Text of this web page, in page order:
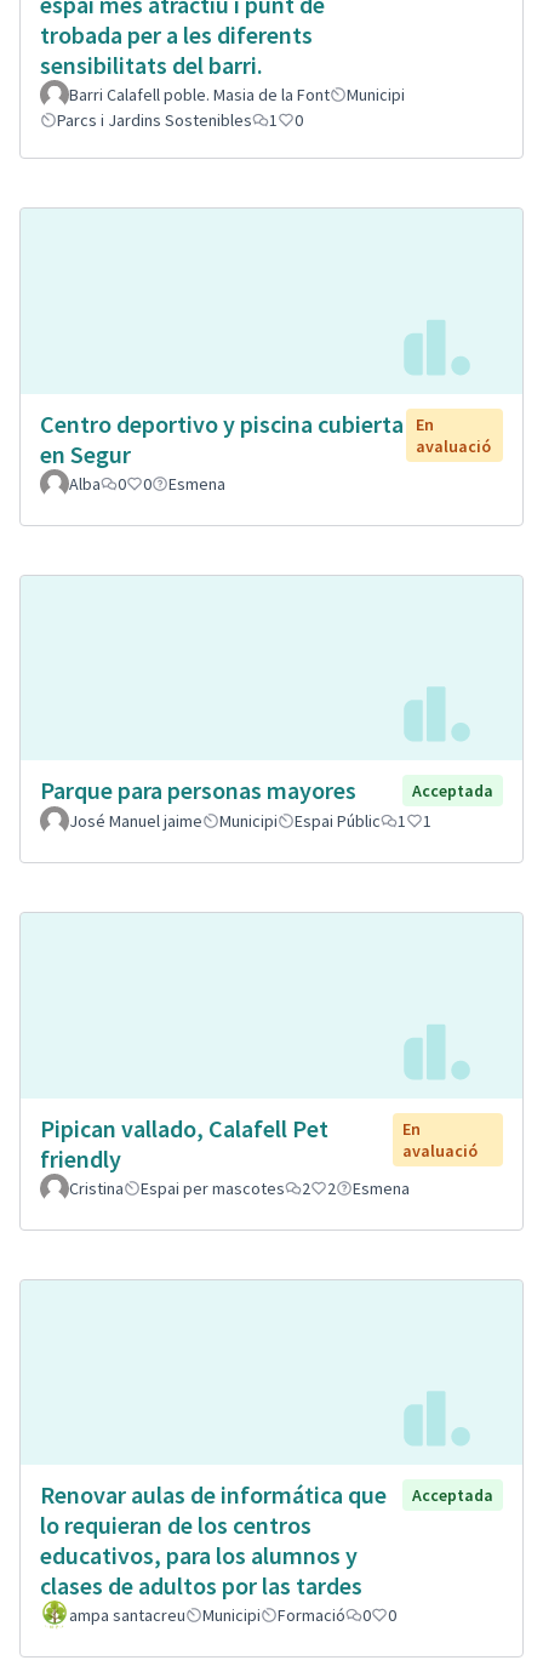
trobada per a les diferents
sensibilitats del barri.
Barri Calafell poble. Masia de la Font
Municipi
Parcs i Jardins Sostenibles
1 0
Centro deportivo y piscina cubierta
en Segur
En
avaluació
Alba
0 0 Esmena
Parque para personas mayores
Acceptada
José Manuel jaime
Municipi Espai Públic 1 1
Pipican vallado, Calafell Pet
friendly
En
avaluació
Cristina
Espai per mascotes 2 2 Esmena
Renovar aulas de informática que
lo requieran de los centros
educativos, para los alumnos y
clases de adultos por las tardes
Acceptada
ampa santacreu Municipi Formació 0 0